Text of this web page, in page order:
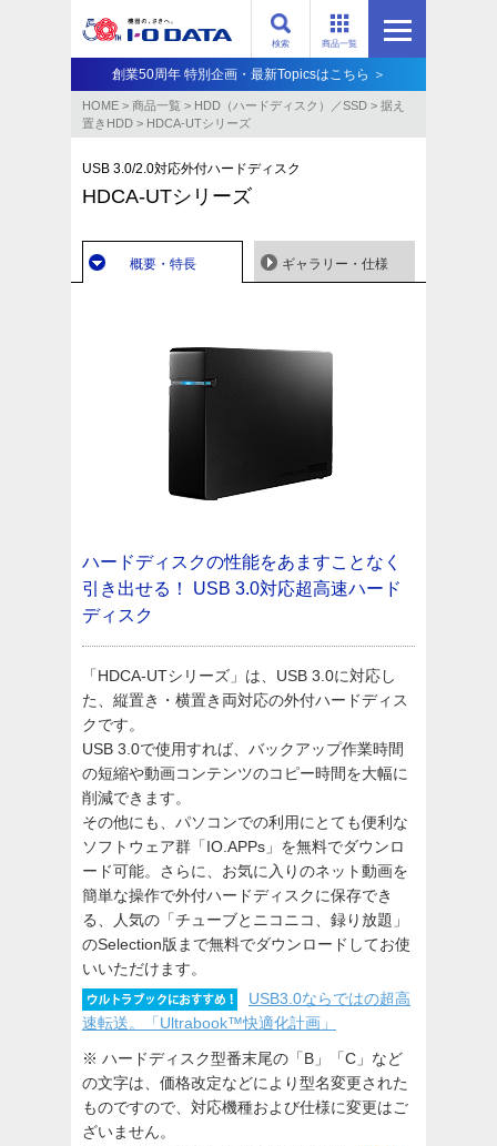
商品一覧
検索
創業50周年 特別企画・最新Topicsはこちら ＞
HOME > 商品一覧 > HDD（ハードディスク）／SSD > 据え
置きHDD > HDCA-UTシリーズ
USB 3.0/2.0対応外付ハードディスク
HDCA-UTシリーズ
概要・特長 ギャラリー・仕様
ハードディスクの性能をあますことなく
引き出せる！
USB 3.0対応超高速ハード
ディスク
「HDCA-UTシリーズ」は、USB 3.0に対応し
た、縦置き・横置き両対応の外付ハードディス
クです。
USB 3.0で使用すれば、バックアップ作業時間
の短縮や動画コンテンツのコピー時間を大幅に
削減できます。
その他にも、パソコンでの利用にとても便利な
ソフトウェア群「IO.APPs」を無料でダウンロ
ード可能。さらに、お気に入りのネット動画を
簡単な操作で外付ハードディスクに保存でき
る、人気の「チューブとニコニコ、録り放題」
のSelection版まで無料でダウンロードしてお使
いいただけます。
USB3.0ならではの超高
速転送。「Ultrabook™快適化計画」
※ ハードディスク型番末尾の「B」「C」など
の文字は、価格改定などにより型名変更された
ものですので、対応機種および仕様に変更はご
ざいません。